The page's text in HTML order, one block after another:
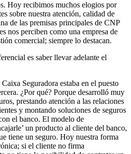
Hoy recibimos muchos elogios por
sobre nuestra atención, calidad de
de las premisas principales de CNP
nos perciben como una empresa de
comercial; siempre lo destacan.
es saber llevar adelante el
Seguradora estaba en el puesto
¿Por qué? Porque desarrolló muy
prestando atención a las relaciones
y montando soluciones de seguros
el banco. El modelo de
un producto al cliente del banco,
tiene un seguro. Hoy nuestra forma
si el cliente no firma